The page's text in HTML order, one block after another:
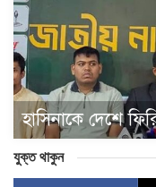
হাসিনাকে দেশে
যুক্ত থাকুন